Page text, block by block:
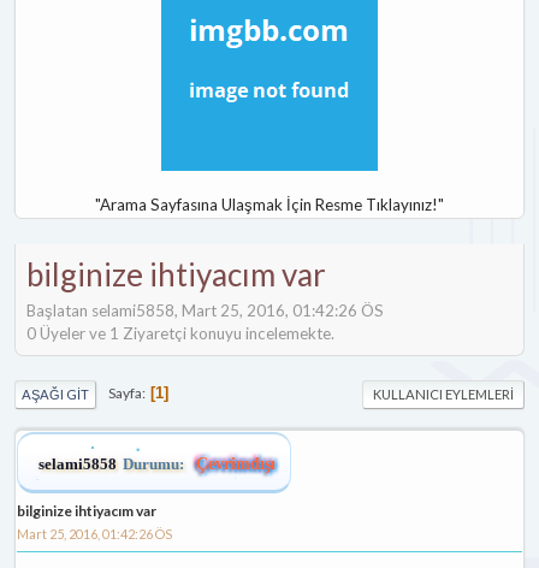
"Arama Sayfasına Ulaşmak İçin Resme Tıklayınız!"
bilginize ihtiyacım var
Başlatan selami5858, Mart 25, 2016, 01:42:26 ÖS
0 Üyeler ve 1 Ziyaretçi konuyu incelemekte.
AŞAĞI GIT Sayfa 1 KULLANICI EYLEMLERI
selami5858 Durumu: Çevrimdışı
bilginize ihtiyacım var
Mart 25, 2016, 01:42:26 ÖS